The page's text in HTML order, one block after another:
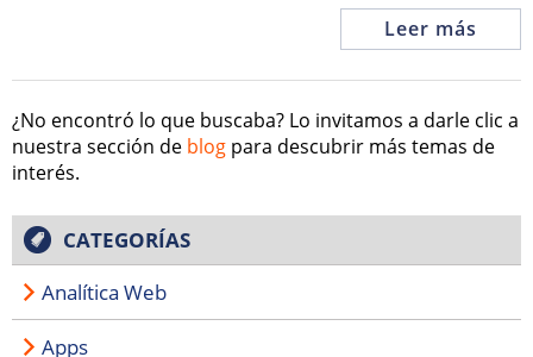
Leer más
¿No encontró lo que buscaba? Lo invitamos a darle clic a
nuestra sección de blog para descubrir más temas de
interés.
CATEGORÍAS
Analítica Web
Apps